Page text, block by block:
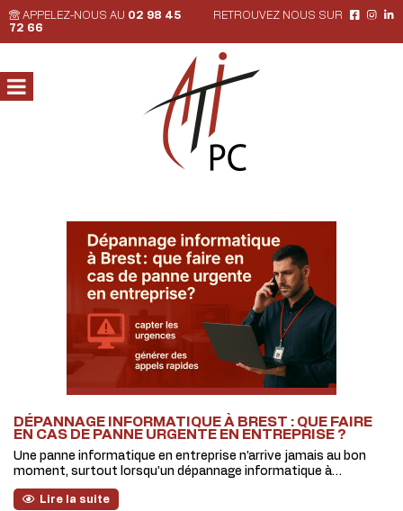
APPELEZ-NOUS AU 02 98 45
72 66
RETROUVEZ NOUS SUR
DÉPANNAGE INFORMATIQUE À BREST : QUE FAIRE
EN CAS DE PANNE URGENTE EN ENTREPRISE ?
Une panne informatique en entreprise n’arrive jamais au bon
moment, surtout lorsqu’un dépannage informatique à…
Lire la suite